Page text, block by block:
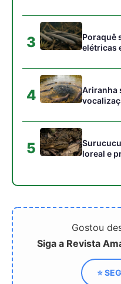
campos
3
Poraquê
elétricas
peixes
4
Ariranha
5
loreal e
Gostou
Siga a Revista
⭐